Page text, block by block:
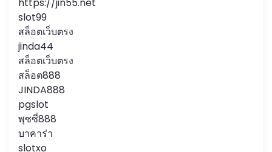
slot99
สล็อตเว็บตรง
jinda44
สล็อตเว็บตรง
สล็อต888
JINDA888
pgslot
พุซซี่888
บาคาร่า
slotxo